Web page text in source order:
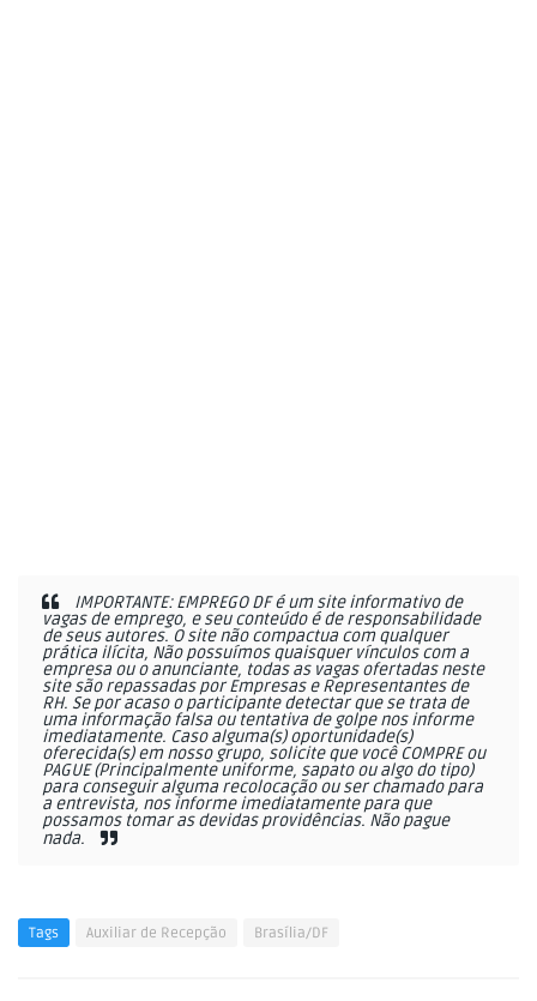
IMPORTANTE: EMPREGO DF é um site informativo de
vagas de emprego, e seu conteúdo é de responsabilidade
de seus autores. O site não compactua com qualquer
prática ilícita, Não possuímos quaisquer vínculos com a
empresa ou o anunciante, todas as vagas ofertadas neste
site são repassadas por Empresas e Representantes de
RH. Se por acaso o participante detectar que se trata de
uma informação falsa ou tentativa de golpe nos informe
imediatamente. Caso alguma(s) oportunidade(s)
oferecida(s) em nosso grupo, solicite que você COMPRE ou
PAGUE (Principalmente uniforme, sapato ou algo do tipo)
para conseguir alguma recolocação ou ser chamado para
a entrevista, nos informe imediatamente para que
possamos tomar as devidas providências. Não pague
nada.
Tags Auxiliar de Recepção Brasília/DF